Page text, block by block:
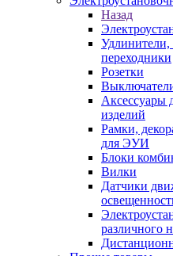
Назад
Удлинители,
переходники
Розетки
Аксессуары
изделий
Рамки,
для ЭУИ
Блоки
Вилки
Датчики
различного